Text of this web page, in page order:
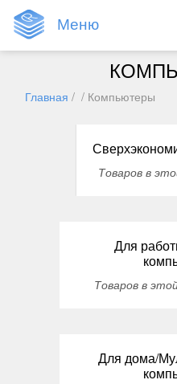
Меню
Главная / / Компьютеры
Товаров в
Для
Товаров в
Для дома/